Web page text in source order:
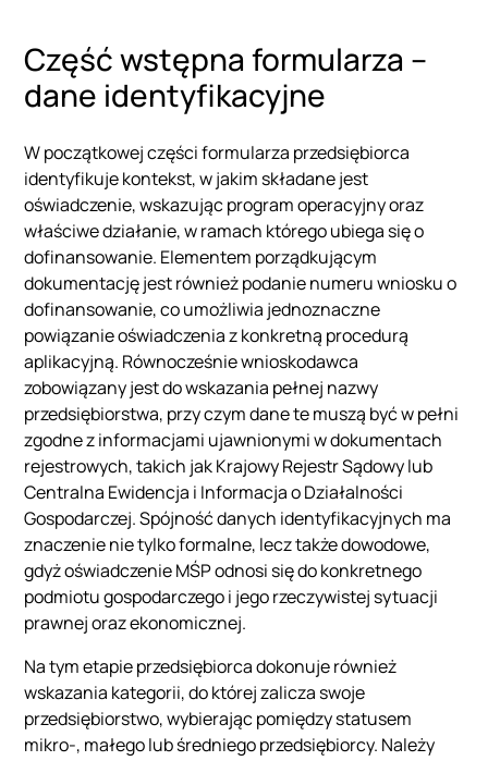
Część wstępna formularza –
dane identyfikacyjne
W początkowej części formularza przedsiębiorca
identyfikuje kontekst, w jakim składane jest
oświadczenie, wskazując program operacyjny oraz
właściwe działanie, w ramach którego ubiega się o
dofinansowanie. Elementem porządkującym
dokumentację jest również podanie numeru wniosku o
dofinansowanie, co umożliwia jednoznaczne
powiązanie oświadczenia z konkretną procedurą
aplikacyjną. Równocześnie wnioskodawca
zobowiązany jest do wskazania pełnej nazwy
przedsiębiorstwa, przy czym dane te muszą być w pełni
zgodne z informacjami ujawnionymi w dokumentach
rejestrowych, takich jak Krajowy Rejestr Sądowy lub
Centralna Ewidencja i Informacja o Działalności
Gospodarczej. Spójność danych identyfikacyjnych ma
znaczenie nie tylko formalne, lecz także dowodowe,
gdyż oświadczenie MŚP odnosi się do konkretnego
podmiotu gospodarczego i jego rzeczywistej sytuacji
prawnej oraz ekonomicznej.
Na tym etapie przedsiębiorca dokonuje również
wskazania kategorii, do której zalicza swoje
przedsiębiorstwo, wybierając pomiędzy statusem
mikro-, małego lub średniego przedsiębiorcy. Należy